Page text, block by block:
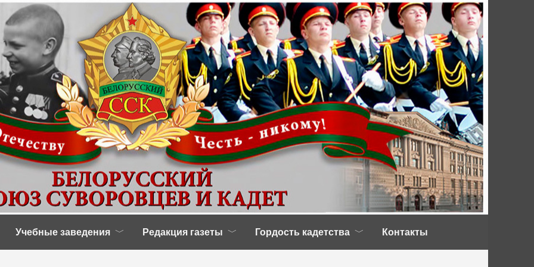
Учебные заведения Редакция газеты Гордость кадетства Контакты